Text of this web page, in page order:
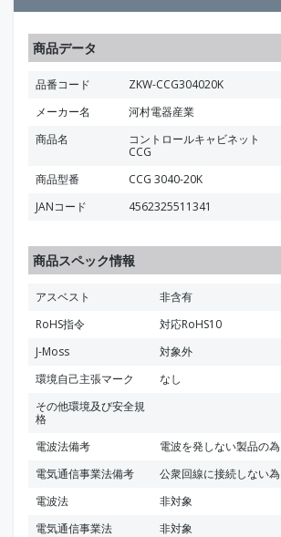
商品データ
品番コード
ZKW-CCG304020K
メーカー名
河村電器産業
商品名
コントロールキャビネット
CCG
商品型番
CCG 3040-20K
JANコード
4562325511341
商品スペック情報
アスベスト
非含有
RoHS指令
対応RoHS10
J-Moss
対象外
環境自己主張マーク
なし
その他環境及び安全規
格
電波法備考
電波を発しない製品の為
電気通信事業法備考
公衆回線に接続しない為
電波法
非対象
電気通信事業法
非対象